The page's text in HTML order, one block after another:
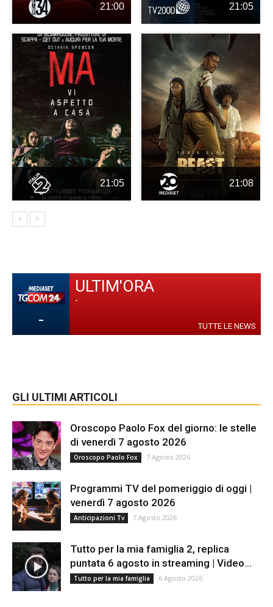
21:00 21:05
21:05 21:08
-
ULTIM'ORA
-
TUTTE LE NEWS
GLI ULTIMI ARTICOLI
Oroscopo Paolo Fox del giorno: le stelle
di venerdì 7 agosto 2026
Oroscopo Paolo Fox 7 Agosto 2026
Programmi TV del pomeriggio di oggi |
venerdì 7 agosto 2026
Anticipazioni Tv 7 Agosto 2026
Tutto per la mia famiglia 2, replica
puntata 6 agosto in streaming | Video...
Tutto per la mia famiglia 6 Agosto 2026